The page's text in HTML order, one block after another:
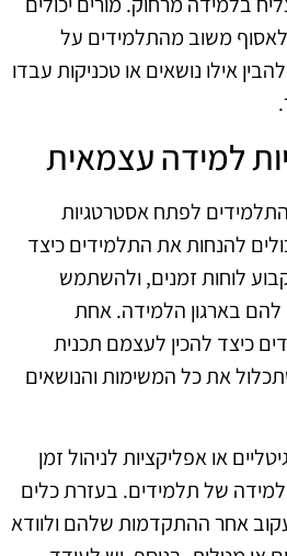
משוב מהתלמידים על
אילו נושאים או טכניקות עבדו
למידה עצמאית
לפתח אסטרטגיות
להנחות את התלמידים כיצד
לוחות זמנים, ולהשתמש
להם בארגון הלמידה. אחת
כיצד להכין לעצמם תכנית
את כל המשימות והנושאים
או אפליקציות לניהול זמן
של תלמידים. בעזרת כלים
אחר ההתקדמות שלהם ולוודא